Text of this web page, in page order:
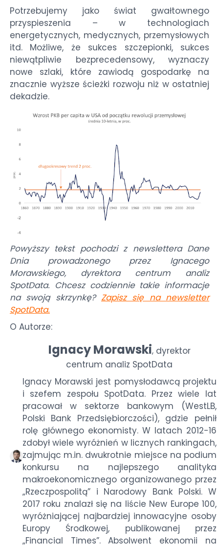
Potrzebujemy jako świat gwałtownego
przyspieszenia – w technologiach
energetycznych, medycznych, przemysłowych
itd. Możliwe, że sukces szczepionki, sukces
niewątpliwie bezprecedensowy, wyznaczy
nowe szlaki, które zawiodą gospodarkę na
znacznie wyższe ścieżki rozwoju niż w ostatniej
dekadzie.
Powyższy tekst pochodzi z newslettera Dane
Dnia prowadzonego przez Ignacego
Morawskiego, dyrektora centrum analiz
SpotData. Chcesz codziennie takie informacje
na swoją skrzynkę? Zapisz się na newsletter
SpotData.
O Autorze:
Ignacy Morawski,dyrektor
centrum analiz SpotData
Ignacy Morawski jest pomysłodawcą projektu
i szefem zespołu SpotData. Przez wiele lat
pracował w sektorze bankowym (WestLB,
Polski Bank Przedsiębiorczości), gdzie pełnił
rolę głównego ekonomisty. W latach 2012-16
zdobył wiele wyróżnień w licznych rankingach,
zajmując m.in. dwukrotnie miejsce na podium
konkursu na najlepszego analityka
makroekonomicznego organizowanego przez
„Rzeczpospolitą” i Narodowy Bank Polski. W
2017 roku znalazł się na liście New Europe 100,
wyróżniającej najbardziej innowacyjne osoby
Europy Środkowej, publikowanej przez
„Financial Times”. Absolwent ekonomii na